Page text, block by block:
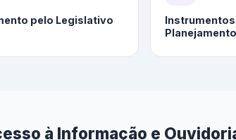
pelo Legislativo
Instrumentos
Planejamento
à Informação e